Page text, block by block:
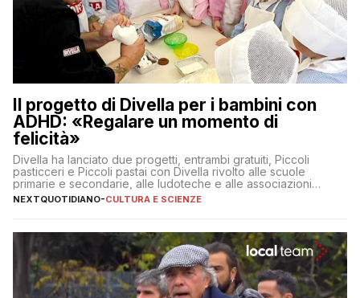
Il progetto di Divella per i bambini con
ADHD: «Regalare un momento di
felicità»
Divella ha lanciato due progetti, entrambi gratuiti, Piccoli
pasticceri e Piccoli pastai con Divella rivolto alle scuole
primarie e secondarie, alle ludoteche e alle associazioni
pugliesi che si occupano di bambini con ADHD
NEXTQUOTIDIANO-CULTURA E SCIENZE